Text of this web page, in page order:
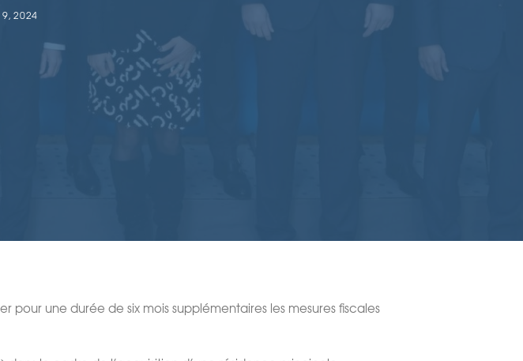
9, 2024
une durée de six mois supplémentaires les mesures fiscales